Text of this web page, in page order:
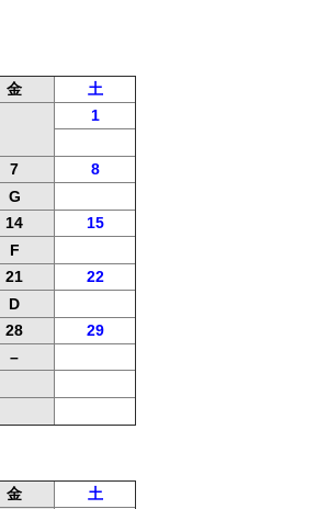
金
土
1
7
8
G
14
15
F
21
22
D
28
29
–
金
土